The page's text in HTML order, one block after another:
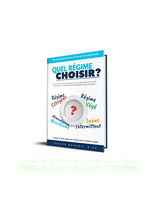
» Gratuit ici !